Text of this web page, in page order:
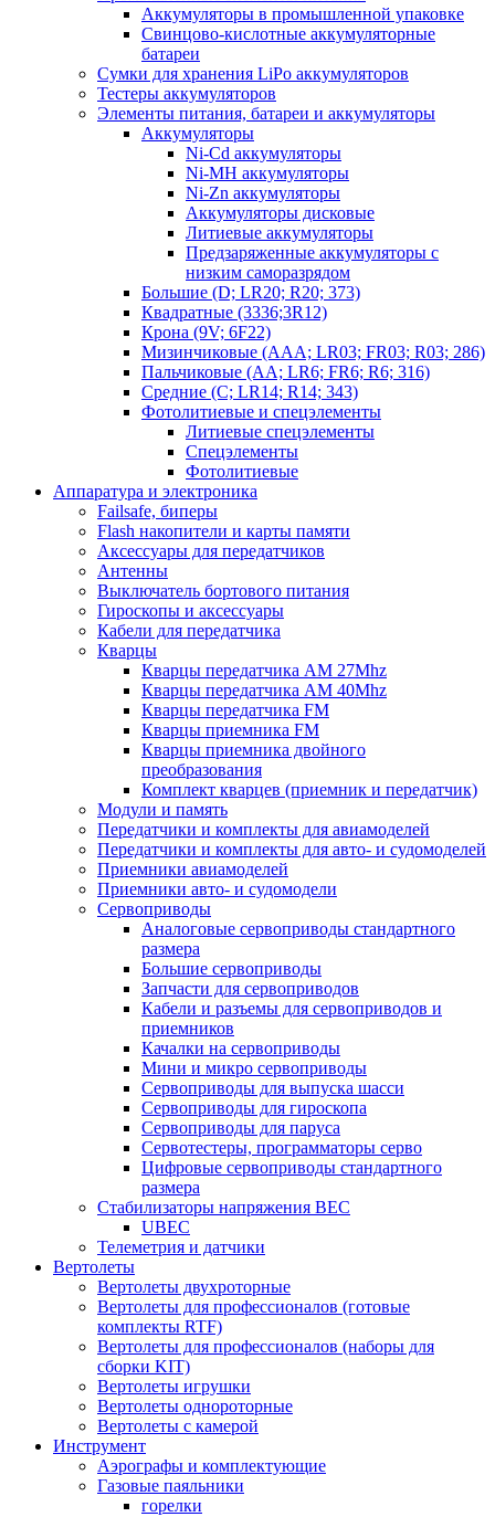
Аккумуляторы в промышленной упаковке
Свинцово-кислотные аккумуляторные
батареи
Сумки для хранения LiPo аккумуляторов
Тестеры аккумуляторов
Элементы питания, батареи и аккумуляторы
Аккумуляторы
Ni-Cd аккумуляторы
Ni-MH аккумуляторы
Ni-Zn аккумуляторы
Аккумуляторы дисковые
Литиевые аккумуляторы
Предзаряженные аккумуляторы с
низким саморазрядом
Большие (D; LR20; R20; 373)
Квадратные (3336;3R12)
Крона (9V; 6F22)
Мизинчиковые (AAA; LR03; FR03; R03; 286)
Пальчиковые (AA; LR6; FR6; R6; 316)
Средние (C; LR14; R14; 343)
Фотолитиевые и спецэлементы
Литиевые спецэлементы
Спецэлементы
Фотолитиевые
Аппаратура и электроника
Failsafe, биперы
Flash накопители и карты памяти
Аксессуары для передатчиков
Антенны
Выключатель бортового питания
Гироскопы и аксессуары
Кабели для передатчика
Кварцы
Кварцы передатчика AM 27Mhz
Кварцы передатчика AM 40Mhz
Кварцы передатчика FM
Кварцы приемника FM
Кварцы приемника двойного
преобразования
Комплект кварцев (приемник и передатчик)
Модули и память
Передатчики и комплекты для авиамоделей
Передатчики и комплекты для авто- и судомоделей
Приемники авиамоделей
Приемники авто- и судомодели
Сервоприводы
Аналоговые сервоприводы стандартного
размера
Большие сервоприводы
Запчасти для сервоприводов
Кабели и разъемы для сервоприводов и
приемников
Качалки на сервоприводы
Мини и микро сервоприводы
Сервоприводы для выпуска шасси
Сервоприводы для гироскопа
Сервоприводы для паруса
Сервотестеры, программаторы серво
Цифровые сервоприводы стандартного
размера
Стабилизаторы напряжения BEC
UBEC
Телеметрия и датчики
Вертолеты
Вертолеты двухроторные
Вертолеты для профессионалов (готовые
комплекты RTF)
Вертолеты для профессионалов (наборы для
сборки KIT)
Вертолеты игрушки
Вертолеты однороторные
Вертолеты с камерой
Инструмент
Аэрографы и комплектующие
Газовые паяльники
горелки